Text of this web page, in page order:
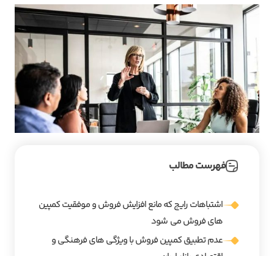
فهرست مطالب
اشتباهات رایج که مانع افزایش فروش و موفقیت کمپین
های فروش می شود
عدم تطبیق کمپین فروش با ویژگی های فرهنگی و